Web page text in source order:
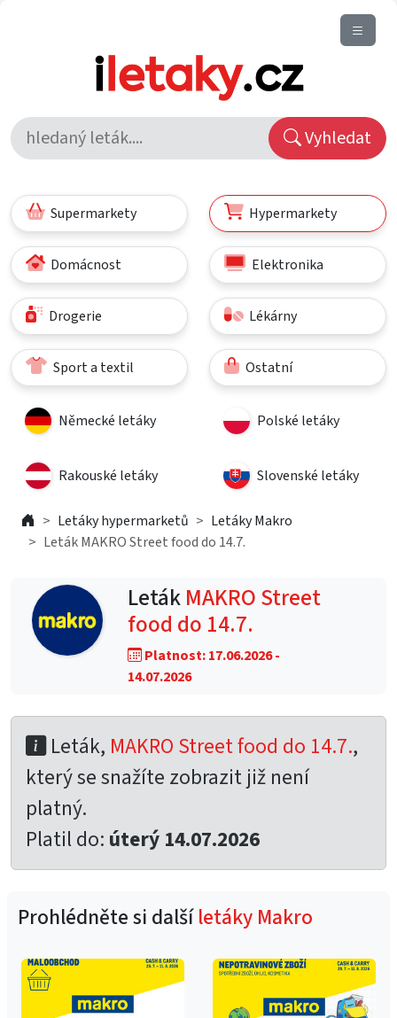
Vyhledat
Supermarkety Hypermarkety
Domácnost Elektronika
Drogerie Lékárny
Sport a textil Ostatní
Německé letáky Polské letáky
Rakouské letáky Slovenské letáky
Letáky hypermarketů
Letáky Makro
Leták MAKRO Street food do 14.7.
LetákMAKRO Street
food do 14.7.
Platnost: 17.06.2026 -
14.07.2026
Leták, MAKRO Street food do 14.7.,
který se snažíte zobrazit již není
platný.
Platil do: úterý 14.07.2026
Prohlédněte si dalšíletáky Makro